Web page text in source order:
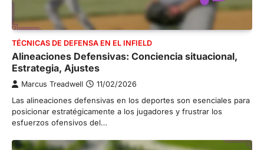
TÉCNICAS DE DEFENSA EN EL INFIELD
Alineaciones Defensivas: Conciencia situacional,
Estrategia, Ajustes
Marcus Treadwell 11/02/2026
Las alineaciones defensivas en los deportes son esenciales para
posicionar estratégicamente a los jugadores y frustrar los
esfuerzos ofensivos del…